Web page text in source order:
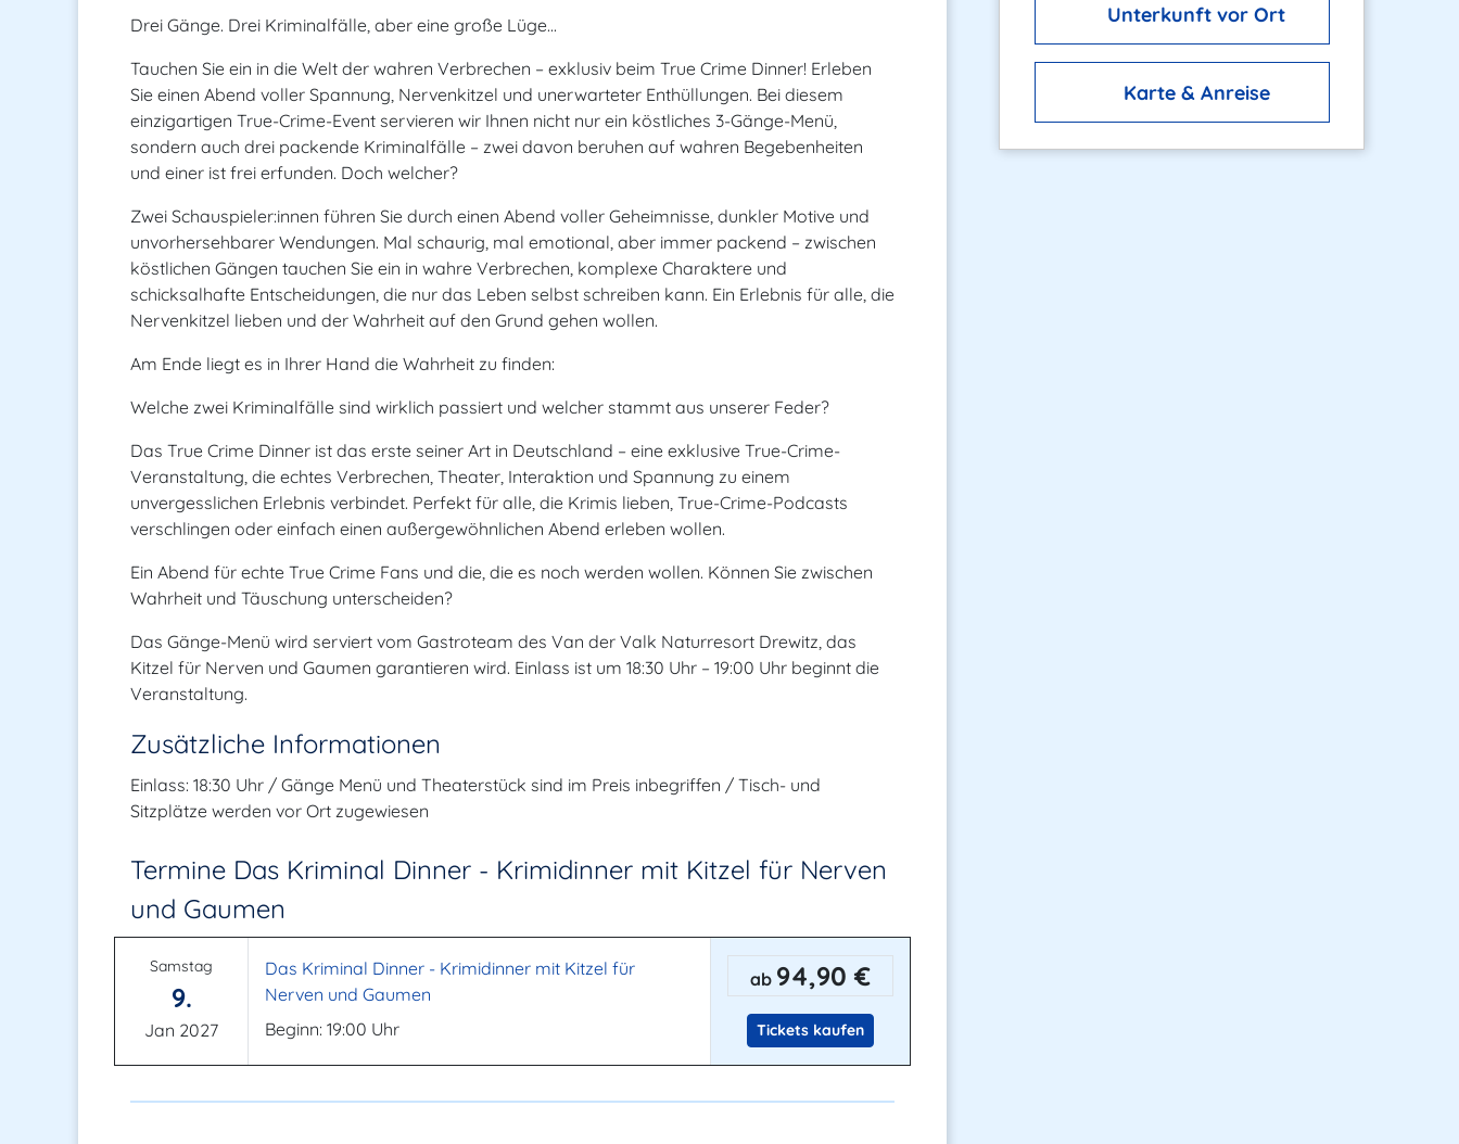
Drei Gänge. Drei Kriminalfälle, aber eine große Lüge...
Tauchen Sie ein in die Welt der wahren Verbrechen – exklusiv beim True Crime Dinner! Erleben
Sie einen Abend voller Spannung, Nervenkitzel und unerwarteter Enthüllungen. Bei diesem
einzigartigen True-Crime-Event servieren wir Ihnen nicht nur ein köstliches 3-Gänge-Menü,
sondern auch drei packende Kriminalfälle – zwei davon beruhen auf wahren Begebenheiten
und einer ist frei erfunden. Doch welcher?
Zwei Schauspieler:innen führen Sie durch einen Abend voller Geheimnisse, dunkler Motive und
unvorhersehbarer Wendungen. Mal schaurig, mal emotional, aber immer packend – zwischen
köstlichen Gängen tauchen Sie ein in wahre Verbrechen, komplexe Charaktere und
schicksalhafte Entscheidungen, die nur das Leben selbst schreiben kann. Ein Erlebnis für alle, die
Nervenkitzel lieben und der Wahrheit auf den Grund gehen wollen.
Am Ende liegt es in Ihrer Hand die Wahrheit zu finden:
Welche zwei Kriminalfälle sind wirklich passiert und welcher stammt aus unserer Feder?
Das True Crime Dinner ist das erste seiner Art in Deutschland – eine exklusive True-Crime-
Veranstaltung, die echtes Verbrechen, Theater, Interaktion und Spannung zu einem
unvergesslichen Erlebnis verbindet. Perfekt für alle, die Krimis lieben, True-Crime-Podcasts
verschlingen oder einfach einen außergewöhnlichen Abend erleben wollen.
Ein Abend für echte True Crime Fans und die, die es noch werden wollen. Können Sie zwischen
Wahrheit und Täuschung unterscheiden?
Das Gänge-Menü wird serviert vom Gastroteam des Van der Valk Naturresort Drewitz, das
Kitzel für Nerven und Gaumen garantieren wird. Einlass ist um 18:30 Uhr – 19:00 Uhr beginnt die
Veranstaltung.
Zusätzliche Informationen
Einlass: 18:30 Uhr / Gänge Menü und Theaterstück sind im Preis inbegriffen / Tisch- und
Sitzplätze werden vor Ort zugewiesen
Termine Das Kriminal Dinner - Krimidinner mit Kitzel für Nerven
und Gaumen
Samstag
9.
Jan 2027
Das Kriminal Dinner - Krimidinner mit Kitzel für
Nerven und Gaumen
Beginn: 19:00 Uhr
ab 94,90 €
Tickets kaufen
Unterkunft vor Ort
Karte & Anreise